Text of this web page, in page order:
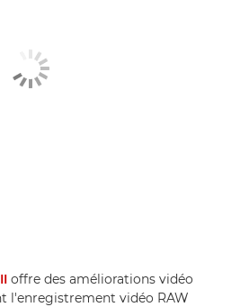
offre des améliorations vidéo
l'enregistrement vidéo RAW